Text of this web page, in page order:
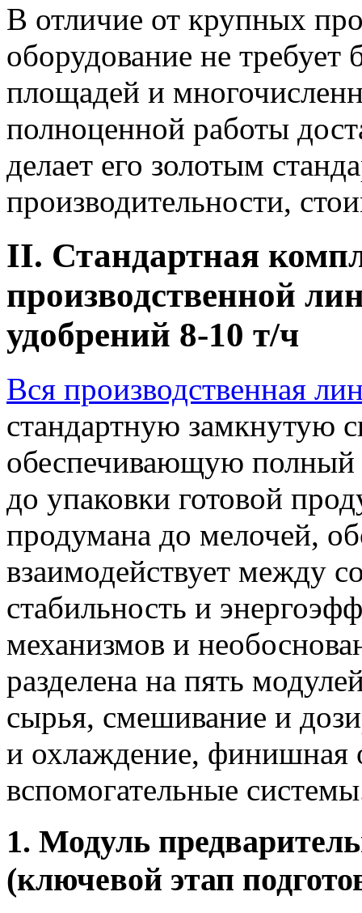
В отличие от крупных
оборудование не
площадей и
полноценной работы
делает его золотым
производительности,
II. Стандартная
производственной
удобрений 8-10 т/ч
Вся производственная
стандартную замкнутую
обеспечивающую полный
до упаковки готовой
продумана до мелочей,
взаимодействует между
стабильность и
механизмов и
разделена на пять
сырья, смешивание и
и охлаждение, финишная
вспомогательные
1. Модуль
(ключевой этап